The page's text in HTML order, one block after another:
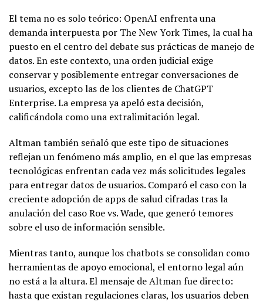
El tema no es solo teórico: OpenAI enfrenta una
demanda interpuesta por The New York Times, la cual ha
puesto en el centro del debate sus prácticas de manejo de
datos. En este contexto, una orden judicial exige
conservar y posiblemente entregar conversaciones de
usuarios, excepto las de los clientes de ChatGPT
Enterprise. La empresa ya apeló esta decisión,
calificándola como una extralimitación legal.
Altman también señaló que este tipo de situaciones
reflejan un fenómeno más amplio, en el que las empresas
tecnológicas enfrentan cada vez más solicitudes legales
para entregar datos de usuarios. Comparó el caso con la
creciente adopción de apps de salud cifradas tras la
anulación del caso Roe vs. Wade, que generó temores
sobre el uso de información sensible.
Mientras tanto, aunque los chatbots se consolidan como
herramientas de apoyo emocional, el entorno legal aún
no está a la altura. El mensaje de Altman fue directo:
hasta que existan regulaciones claras, los usuarios deben